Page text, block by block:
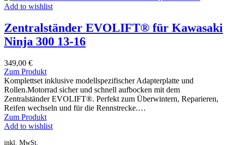
Add to wishlist
Zentralständer EVOLIFT® für Kawasaki
Ninja 300 13-16
349,00 €
Zum Produkt
Komplettset inklusive modellspezifischer Adapterplatte und
Rollen.Motorrad sicher und schnell aufbocken mit dem
Zentralständer EVOLIFT®. Perfekt zum Überwintern, Reparieren,
Reifen wechseln und für die Rennstrecke.…
Zum Produkt
Add to wishlist
inkl. MwSt.